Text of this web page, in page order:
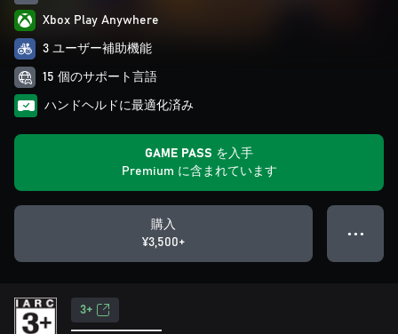
Xbox Play Anywhere
3 ユーザー補助機能
15 個のサポート言語
ハンドヘルドに最適化済み
GAME PASS を入手
Premium に含まれています
購入
¥3,500+
● ● ●
3+